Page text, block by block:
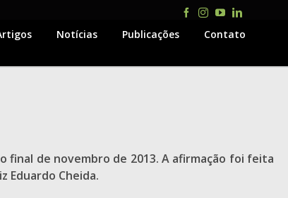
Facebook
Instagram
YouTubeLinkedIn
Notícias Publicações Contato
final de novembro de 2013. A afirmação foi feita
Eduardo Cheida.